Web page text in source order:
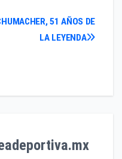
51 AÑOS DE
LA LEYENDA